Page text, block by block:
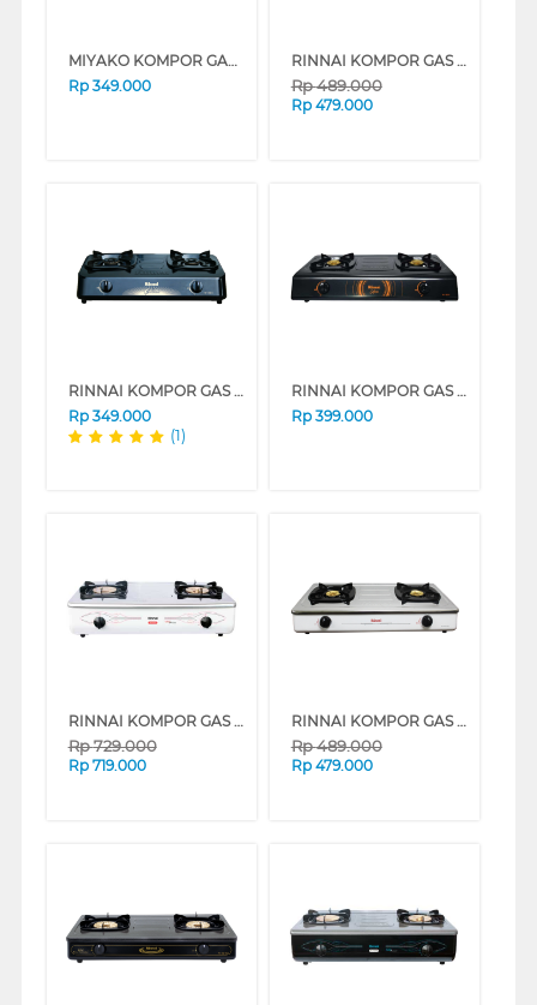
MIYAKO KOMPOR GAS KG-502SS
Rp 349.000
RINNAI KOMPOR GAS RI602ETJ
Rp489.000
Rp 479.000
RINNAI KOMPOR GAS RI302S
Rp 349.000
(1)
RINNAI KOMPOR GAS RI522CTJ
Rp 399.000
RINNAI KOMPOR GAS RI712T
Rp729.000
Rp 719.000
RINNAI KOMPOR GAS RI602E(W)
Rp489.000
Rp 479.000